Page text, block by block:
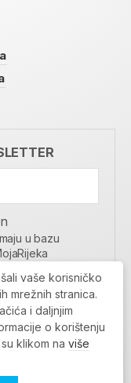
u bazu
vaše korisničko
mrežnih stranica.
i daljnjim
o korištenju
klikom na više